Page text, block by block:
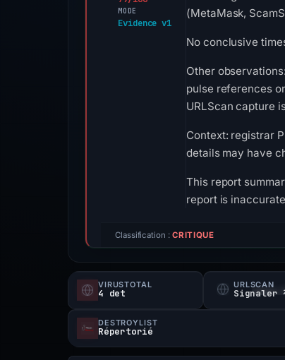
MODE
Evidence v1
(MetaMask,
No conclusive
Other
pulse references
URLScan capture
Context: registrar
details may have
This report
report is
Classification : CRITIQUE
VIRUSTOTAL
4 det
URLSCAN
Signaler
DESTROYLIST
Répertorié